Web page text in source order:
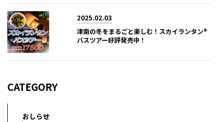
2025.02.03
津南の冬をまるごと楽しむ！スカイランタン®
バスツアー好評発売中！
CATEGORY
おしらせ